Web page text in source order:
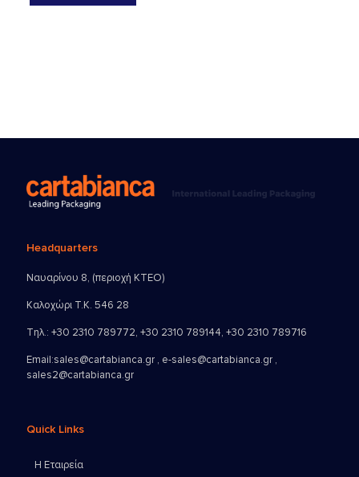
Headquarters
Ναυαρίνου 8, (περιοχή ΚΤΕΟ)
Καλοχώρι Τ.Κ. 546 28
Τηλ.: +30 2310 789772, +30 2310 789144, +30 2310 789716
Email:sales@cartabianca.gr , e-sales@cartabianca.gr ,
sales2@cartabianca.gr
Quick Links
Η Εταιρεία